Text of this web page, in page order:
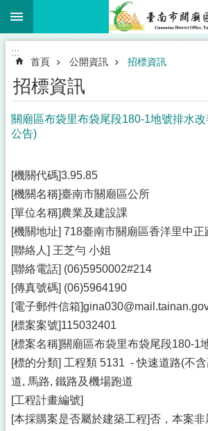
跳到主要內容區塊
:::
首頁 公開資訊 招標資訊
招標資訊
關廟區布袋里布袋尾段180-1地號排水
公告)
[機關代碼]3.95.85
[機關名稱]臺南市關廟區公所
[單位名稱]農業及建設課
[機關地址] 718臺南市關廟區香洋里中正
[聯絡人] 王芝勻 小姐
[聯絡電話] (06)5950002#214
[傳真號碼] (06)5964190
[電子郵件信箱
[標案案號]115032401
[標案名稱]關廟區布袋里布袋尾段180-1
[標的分類] 工程類 5131 - 快速道路(不
道, 馬路, 鐵路及機場跑道
[工程計畫編號]
[本採購案是否屬於建築工程]否，本案